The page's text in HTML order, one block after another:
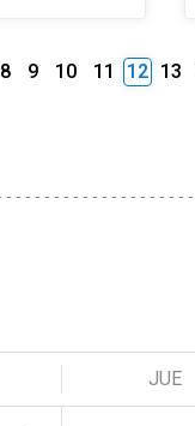
8 9 10 11 12 13
JUE